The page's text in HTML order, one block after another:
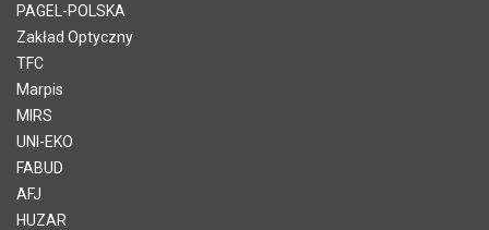
PAGEL-POLSKA
Zakład Optyczny
TFC
Marpis
MIRS
UNI-EKO
FABUD
AFJ
HUZAR